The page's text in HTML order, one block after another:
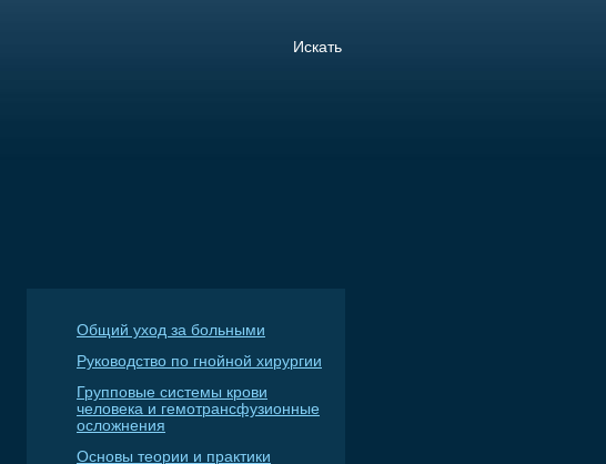
Общий уход за больными
Руководство по гнойной хирургии
Групповые системы крови
человека и гемотрансфузионные
осложнения
Основы теории и практики